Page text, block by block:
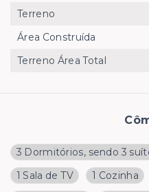
3 Dormitórios, sendo 3
1 Sala de TV
1 Cozinha
Terreno
Área Construída
Terreno Área Total